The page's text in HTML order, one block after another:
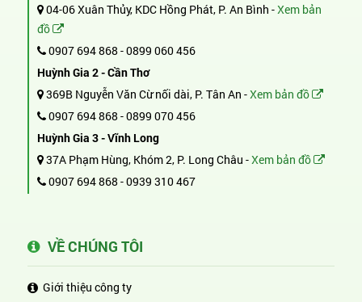
04-06 Xuân Thủy, KDC Hồng Phát, P. An Bình -Xem bản
đồ
0907 694 868 -0899 060 456
Huỳnh Gia 2 - Cần Thơ
369B Nguyễn Văn Cừ nối dài, P. Tân An -Xem bản đồ
0907 694 868 -0899 070 456
Huỳnh Gia 3 - Vĩnh Long
37A Phạm Hùng, Khóm 2, P. Long Châu -Xem bản đồ
0907 694 868 -0939 310 467
VỀ CHÚNG TÔI
Giới thiệu công ty